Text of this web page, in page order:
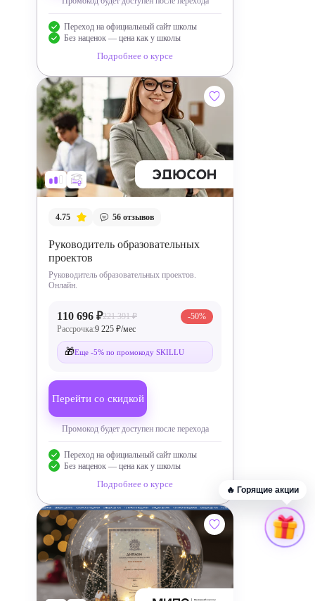
Переход на официальный сайт школы
Без наценок — цена как у школы
Подробнее о курсе
4.75 56 отзывов
Руководитель образовательных
проектов
Руководитель образовательных проектов.
Онлайн.
110 696 ₽221 391 ₽
Рассрочка:9 225 ₽/мес
-50%
🎁Еще -5% по промокоду SKILLU
Перейти со скидкой
Промокод будет доступен после перехода
Переход на официальный сайт школы
Без наценок — цена как у школы
Подробнее о курсе
🔥 Горящие акции